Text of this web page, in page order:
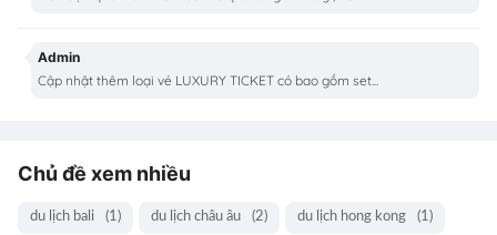
Admin
Cập nhật thêm loại vé LUXURY TICKET có bao gồm set...
Chủ đề xem nhiều
du lịch bali (1) du lịch châu âu (2) du lịch hong kong (1)